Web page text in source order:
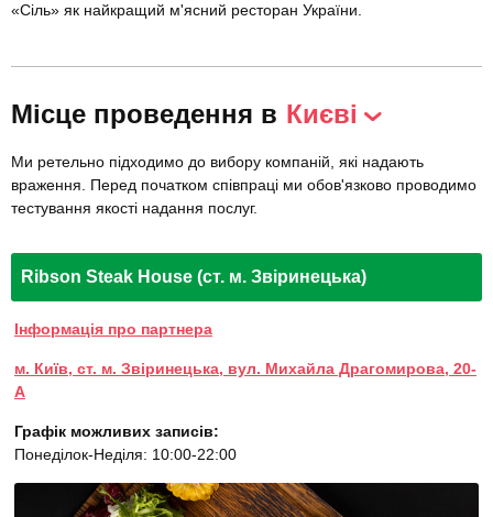
«Сіль» як найкращий м'ясний ресторан України.
Місце проведення в Києві
Ми ретельно підходимо до вибору компаній, які надають
враження. Перед початком співпраці ми обов'язково проводимо
тестування якості надання послуг.
Ribson Steak House (ст. м. Звіринецька)
Інформація про партнера
м. Київ, ст. м. Звіринецька, вул. Михайла Драгомирова, 20-
А
Графік можливих записів:
Понеділок-Неділя: 10:00-22:00